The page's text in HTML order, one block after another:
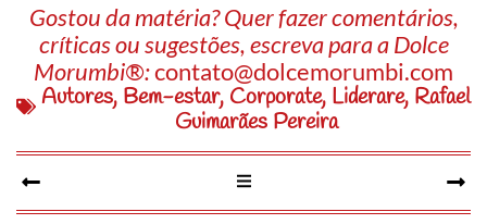
Gostou da matéria? Quer fazer comentários,
críticas ou sugestões, escreva para a Dolce
Morumbi®:contato@dolcemorumbi.com
Autores, Bem-estar, Corporate, Liderare, Rafael
Guimarães Pereira